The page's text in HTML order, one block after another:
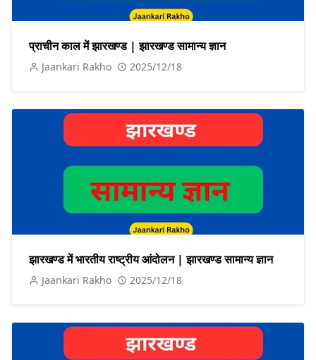
प्राचीन काल में झारखण्ड | झारखण्ड सामान्य ज्ञान
Jaankari Rakho 2025/12/18
झारखण्ड में भारतीय राष्ट्रीय आंदोलन | झारखण्ड सामान्य ज्ञान
Jaankari Rakho 2025/12/18